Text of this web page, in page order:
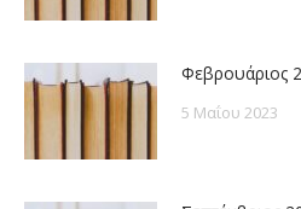
Φεβρουάριος
5 Μαΐου 2023